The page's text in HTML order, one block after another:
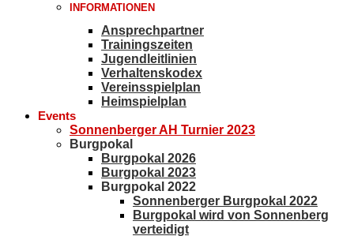
INFORMATIONEN
Ansprechpartner
Trainingszeiten
Jugendleitlinien
Verhaltenskodex
Vereinsspielplan
Heimspielplan
Events
Sonnenberger AH Turnier 2023
Burgpokal
Burgpokal 2026
Burgpokal 2023
Burgpokal 2022
Sonnenberger Burgpokal 2022
Burgpokal wird von Sonnenberg
verteidigt